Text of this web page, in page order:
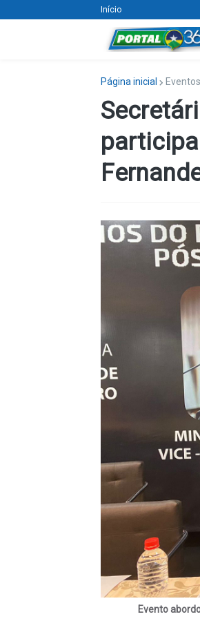
Início
Página inicial Eventos
Evento